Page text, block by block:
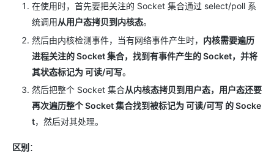
在使用时，首先要把关注的 Socket 集合通过 select/poll 系
统调用从用户态拷贝到内核态。
然后由内核检测事件，当有网络事件产生时， 内核需要遍历
进程关注的 Socket 集合，找到有事件产生的 Socket，并将
其状态标记为 可读/可写。
然后把整个 Socket 集合从内核态拷贝到用户态，用户态还要
再次遍历整个 Socket 集合找到被标记为 可读/可写 的 Socke
t，然后对其处理。
区别 ：